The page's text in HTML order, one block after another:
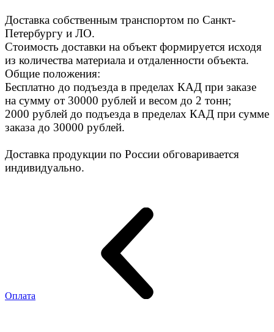
Доставка собственным транспортом по Санкт-
Петербургу и ЛО.
Стоимость доставки на объект формируется исходя
из количества материала и отдаленности объекта.
Общие положения:
Бесплатно до подъезда в пределах КАД при заказе
на сумму от 30000 рублей и весом до 2 тонн;
2000 рублей до подъезда в пределах КАД при сумме
заказа до 30000 рублей.
Доставка продукции по России обговаривается
индивидуально.
Оплата